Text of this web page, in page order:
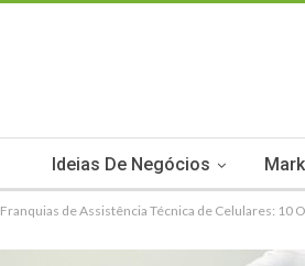
Ideias De Negócios
Franquias de Assistência Técnica de Celulares: 10